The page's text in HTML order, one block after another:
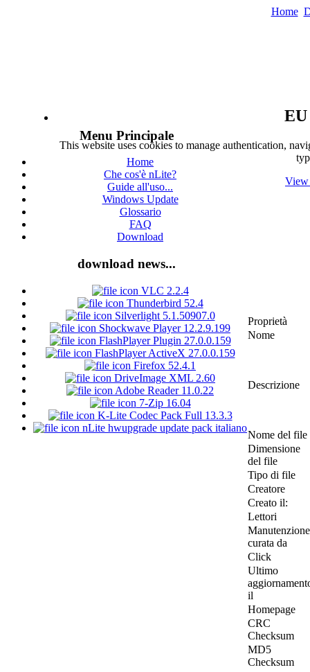
Home
This website uses cookies to manage authentication,
View
Menu Principale
Home
Che cos'è nLite?
Guide all'uso...
Windows Update
Glossario
FAQ
Download
download news...
VLC 2.2.4
Thunderbird 52.4
Silverlight 5.1.50907.0
Shockwave Player 12.2.9.199
FlashPlayer Plugin 27.0.0.159
FlashPlayer ActiveX 27.0.0.159
Firefox 52.4.1
DriveImage XML 2.60
Adobe Reader 11.0.22
7-Zip 16.04
K-Lite Codec Pack Full 13.3.3
nLite hwupgrade update pack italiano
Proprietà
Nome
Descrizione
Nome del file
Dimensione
del file
Tipo di file
Creatore
Creato il:
Lettori
Manutenzione
curata da
Click
Ultimo
il
Homepage
CRC
Checksum
MD5
Checksum